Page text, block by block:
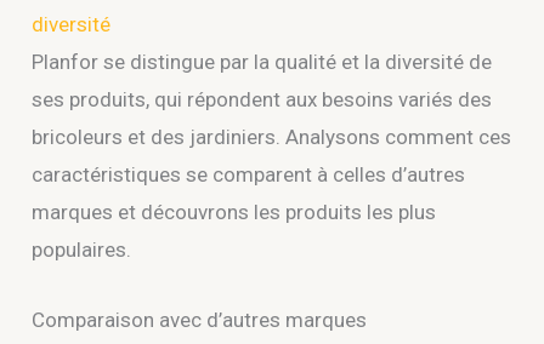
diversité
Planfor se distingue par la qualité et la diversité de
ses produits, qui répondent aux besoins variés des
bricoleurs et des jardiniers. Analysons comment ces
caractéristiques se comparent à celles d’autres
marques et découvrons les produits les plus
populaires.
Comparaison avec d’autres marques